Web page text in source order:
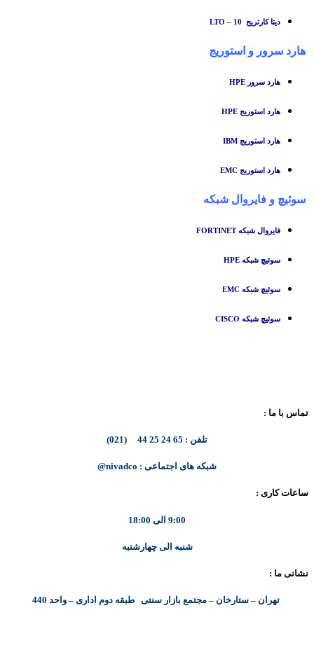
دیتا کارتریج LTO – 10
هارد سرور و استوریج
هارد سرور HPE
هارد استوریج HPE
هارد استوریج IBM
هارد استوریج EMC
سوئیچ و فایروال شبکه
فایروال شبکه FORTINET
سوئیچ شبکه HPE
سوئیچ شبکه EMC
سوئیچ شبکه CISCO
تماس با ما :
تلفن : 65 24 25 44 (021)
شبکه های اجتماعی : nivadco@
ساعات کاری :
9:00 الی 18:00
شنبه الی چهارشتبه
نشانی ما :
تهران – ستارخان – مجتمع بازار سنتی طبقه دوم اداری – واحد 440